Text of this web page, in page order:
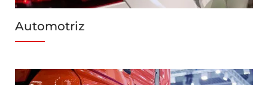
Automotriz